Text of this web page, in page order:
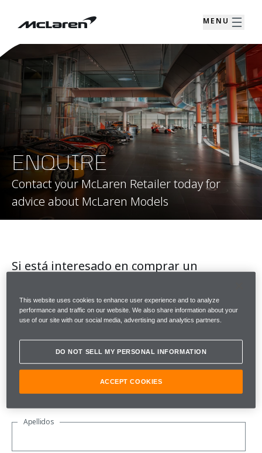
MENU
ENQUIRE
Contact your McLaren Retailer today for
advice about McLaren Models
Si está interesado en comprar un
datos.
Tenga en cuenta que todos los campos son obligatorios.
Acerca de usted
Apellidos
This website uses cookies to enhance user experience and to analyze
performance and traffic on our website. We also share information about your
use of our site with our social media, advertising and analytics partners.
DO NOT SELL MY PERSONAL INFORMATION
ACCEPT COOKIES